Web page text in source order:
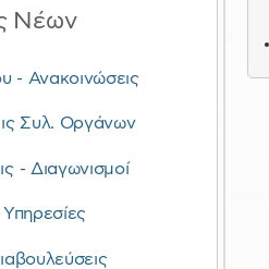
Νέων
- Ανακοινώσεις
Συλ. Οργάνων
- Διαγωνισμοί
Υπηρεσίες